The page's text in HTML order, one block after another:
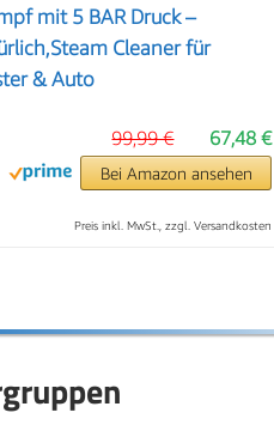
mit 5 BAR Druck –
Cleaner für
& Auto
67,48 €
99,99 €
Bei Amazon ansehen
Preis inkl. MwSt., zzgl. Versandkosten